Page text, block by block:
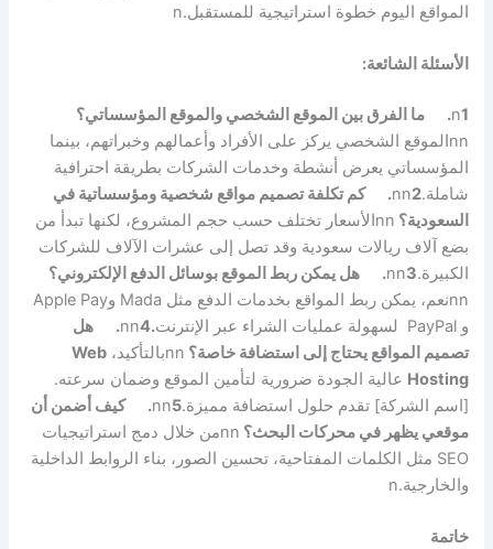
المواقع اليوم خطوة استراتيجية للمستقبل.
n
الأسئلة الشائعة:
n1.
ما الفرق بين الموقع الشخصي والموقع المؤسساتي؟
nnالموقع الشخصي يركز على الأفراد وأعمالهم وخبراتهم، بينما
المؤسساتي يعرض أنشطة وخدمات الشركات بطريقة احترافية
شاملة. nn2.
كم تكلفة تصميم مواقع شخصية ومؤسساتية في
السعودية؟ nnالأسعار تختلف حسب حجم المشروع، لكنها تبدأ من
بضع آلاف ريالات سعودية وقد تصل إلى عشرات الآلاف للشركات
الكبيرة.
nn3.
هل يمكن ربط الموقع بوسائل الدفع الإلكتروني؟
nn
و PayPal لسهولة عمليات الشراء عبر الإنترنت
.
nn4.
هل
تصميم المواقع يحتاج إلى استضافة خاصة؟ nnبالتأكيد،Web
Hosting عالية الجودة ضرورية لتأمين الموقع وضمان سرعته.
[اسم الشركة] تقدم حلول استضافة مميزة. nn5.
كيف أضمن أن
موقعي يظهر في محركات البحث؟ nnمن خلال دمج استراتيجيات
SEO مثل الكلمات المفتاحية، تحسين الصور، بناء الروابط الداخلية
والخارجية.n
خاتمة